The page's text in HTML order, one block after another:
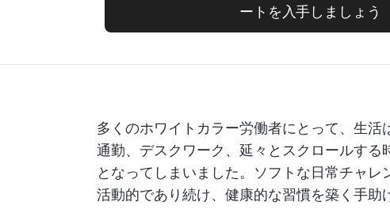
ートを入手しましょう
多くのホワイトカラー労働者にとって、生活
通勤、デスクワーク、延々とスクロールす
となってしまいました。ソフトな日常チャレ
活動的であり続け、健康的な習慣を築く手助